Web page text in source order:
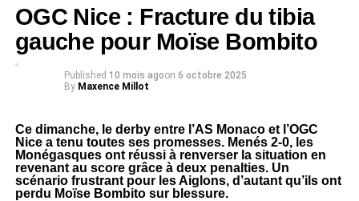
OGC Nice : Fracture du tibia
gauche pour Moïse Bombito
Published 10 mois agoon 6 octobre 2025
By Maxence Millot
Ce dimanche, le derby entre l’AS Monaco et l’OGC
Nice a tenu toutes ses promesses. Menés 2-0, les
Monégasques ont réussi à renverser la situation en
revenant au score grâce à deux penalties. Un
scénario frustrant pour les Aiglons, d’autant qu’ils ont
perdu Moïse Bombito sur blessure.